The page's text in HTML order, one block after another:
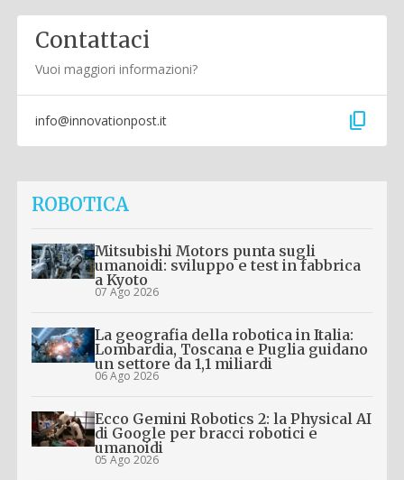
Contattaci
Vuoi maggiori informazioni?
info@innovationpost.it content_copy
ROBOTICA
Mitsubishi Motors punta sugli
umanoidi: sviluppo e test in fabbrica
a Kyoto
07 Ago 2026
La geografia della robotica in Italia:
Lombardia, Toscana e Puglia guidano
un settore da 1,1 miliardi
06 Ago 2026
Ecco Gemini Robotics 2: la Physical AI
di Google per bracci robotici e
umanoidi
05 Ago 2026